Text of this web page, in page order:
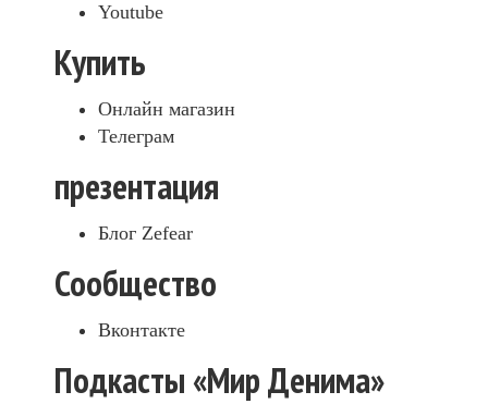
Youtube
Купить
Онлайн магазин
Телеграм
презентация
Блог Zefear
Сообщество
Вконтакте
Подкасты «Мир Денима»